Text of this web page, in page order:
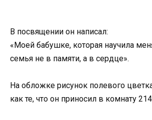
В посвящении он написал:
«Моей бабушке, которая научила
семья не в памяти, а в сердце».
На обложке рисунок полевого
как те, что он приносил в комнату